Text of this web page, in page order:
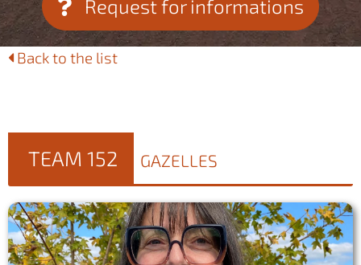
Request for informations
Back to the list
TEAM 152 GAZELLES